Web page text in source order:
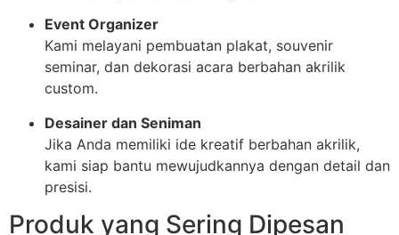
Event Organizer
Kami melayani pembuatan plakat, souvenir
seminar, dan dekorasi acara berbahan akrilik
custom.
Desainer dan Seniman
Jika Anda memiliki ide kreatif berbahan akrilik,
kami siap bantu mewujudkannya dengan detail dan
presisi.
Produk yang Sering Dipesan